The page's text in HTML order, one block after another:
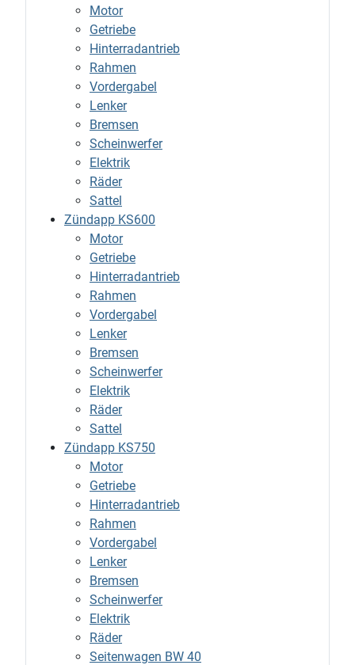
Motor
Getriebe
Hinterradantrieb
Rahmen
Vordergabel
Lenker
Bremsen
Scheinwerfer
Elektrik
Räder
Sattel
Zündapp KS600
Motor
Getriebe
Hinterradantrieb
Rahmen
Vordergabel
Lenker
Bremsen
Scheinwerfer
Elektrik
Räder
Sattel
Zündapp KS750
Motor
Getriebe
Hinterradantrieb
Rahmen
Vordergabel
Lenker
Bremsen
Scheinwerfer
Elektrik
Räder
Seitenwagen BW 40